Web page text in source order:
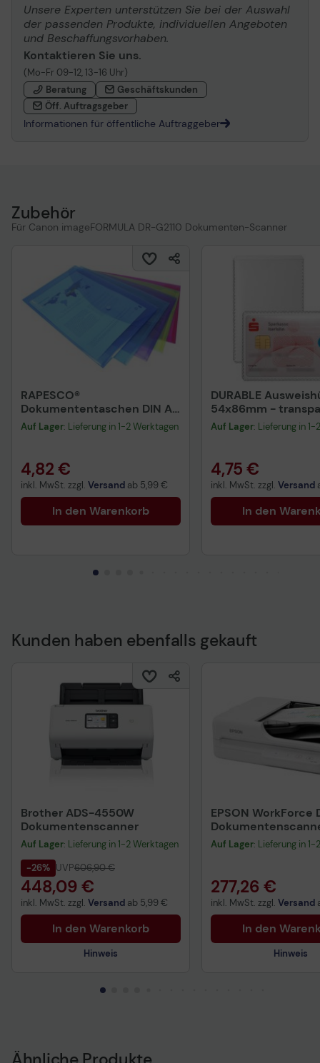
Unsere Experten unterstützen Sie bei der Auswahl
der passenden Produkte, individuellen Angeboten
und Beschaffungsvorhaben.
Kontaktieren Sie uns.
(Mo-Fr 09-12, 13-16 Uhr)
Beratung
Geschäftskunden
Öff. Auftragsgeber
Informationen für öffentliche Auftraggeber
Zubehör
Für Canon imageFORMULA DR-G2110 Dokumenten-Scanner
RAPESCO®
Dokumententaschen DIN A4
überbreit genarbt 0.2 mm
Auf Lager: Lieferung in 1-2 Werktagen
4,82 €
inkl. MwSt. zzgl. Versand ab 5,99 €
In den Warenkorb
DURABLE
54x86mm -
Stück
Auf Lager: Lieferung in
4,75 €
inkl. MwSt. zzgl. Versand
In den
Kunden haben ebenfalls gekauft
Brother ADS-4550W
Dokumentenscanner
Auf Lager: Lieferung in 1-2 Werktagen
-26% UVP606,90 €
448,09 €
inkl. MwSt. zzgl. Versand ab 5,99 €
In den Warenkorb
Hinweis
EPSON WorkForce
Auf Lager: Lieferung in
277,26 €
inkl. MwSt. zzgl. Versand
In den
Hinweis